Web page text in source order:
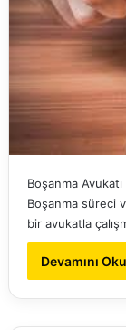
Boşanma
Boşanma süreci
bir avukatla
Devamını